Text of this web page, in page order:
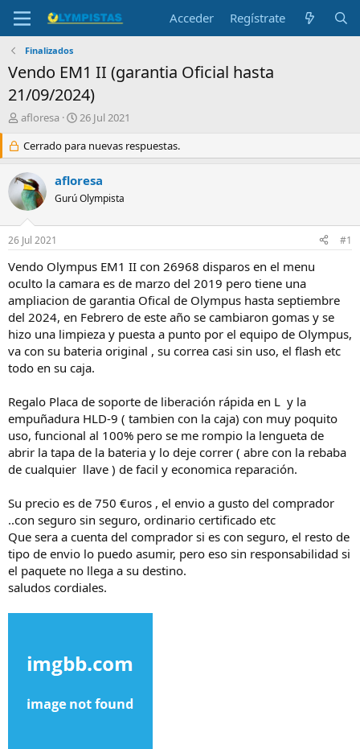
Acceder Regístrate
Finalizados
Vendo EM1 II (garantia Oficial hasta
21/09/2024)
I
c
i
a
d
o
d
e
l
t
e
m
a
afloresa
F
c
h
d
e
i
c
i
o
26 Jul 2021
Cerrado para nuevas respuestas.
afloresa
Gurú Olympista
26 Jul 2021 #1
Vendo Olympus EM1 II con 26968 disparos en el menu
oculto la camara es de marzo del 2019 pero tiene una
ampliacion de garantia Ofical de Olympus hasta septiembre
del 2024, en Febrero de este año se cambiaron gomas y se
hizo una limpieza y puesta a punto por el equipo de Olympus,
va con su bateria original , su correa casi sin uso, el flash etc
todo en su caja.
Regalo Placa de soporte de liberación rápida en L y la
empuñadura HLD‑9 ( tambien con la caja) con muy poquito
uso, funcional al 100% pero se me rompio la lengueta de
abrir la tapa de la bateria y lo deje correr ( abre con la rebaba
de cualquier llave ) de facil y economica reparación.
Su precio es de 750 €uros , el envio a gusto del comprador
..con seguro sin seguro, ordinario certificado etc
Que sera a cuenta del comprador si es con seguro, el resto de
tipo de envio lo puedo asumir, pero eso sin responsabilidad si
el paquete no llega a su destino.
saludos cordiales.